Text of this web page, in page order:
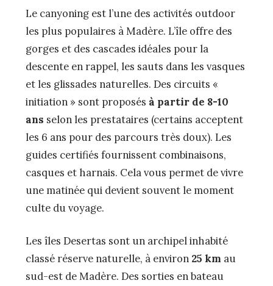
Le canyoning est l’une des activités outdoor
les plus populaires à Madère. L’île offre des
gorges et des cascades idéales pour la
descente en rappel, les sauts dans les vasques
et les glissades naturelles. Des circuits «
initiation » sont proposés à partir de 8-10
ans selon les prestataires (certains acceptent
les 6 ans pour des parcours très doux). Les
guides certifiés fournissent combinaisons,
casques et harnais. Cela vous permet de vivre
une matinée qui devient souvent le moment
culte du voyage.
Les îles Desertas sont un archipel inhabité
classé réserve naturelle, à environ 25 km au
sud-est de Madère. Des sorties en bateau